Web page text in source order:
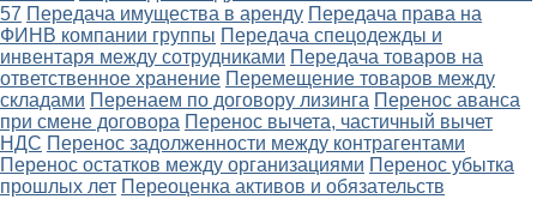
57 Передача имущества в аренду Передача права на
ФИНВ компании группы Передача спецодежды и
инвентаря между сотрудниками Передача товаров на
ответственное хранение Перемещение товаров между
складами Перенаем по договору лизинга Перенос аванса
при смене договора Перенос вычета, частичный вычет
НДС Перенос задолженности между контрагентами
Перенос остатков между организациями Перенос убытка
прошлых лет Переоценка активов и обязательств